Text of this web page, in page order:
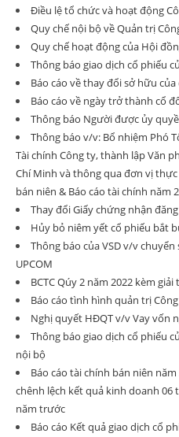
Điều lệ tổ chức và hoạt động
Quy chế nội bộ về Quản trị
Quy chế hoạt động của Hội
Thông báo giao dịch cổ phiếu
Báo cáo về thay đổi sở hữu
Báo cáo về ngày trở thành cổ
Thông báo Người được ủy
Thông báo v/v: Bổ nhiệm Phó
Tài chính Công ty, thành lập Văn
Chí Minh và thông qua đơn vị
bán niên & Báo cáo tài chính năm
Thay đổi Giấy chứng nhận
Hủy bỏ niêm yết cổ phiếu bắt
Thông báo của VSD v/v
UPCOM
BCTC Qúy 2 năm 2022 kèm
Báo cáo tình hình quản trị
Nghị quyết HĐQT v/v Vay vốn
Thông báo giao dịch cổ phiếu
nội bộ
Báo cáo tài chính bán niên
chênh lệch kết quả kinh doanh 06
năm trước
Báo cáo Kết quả giao dịch cổ